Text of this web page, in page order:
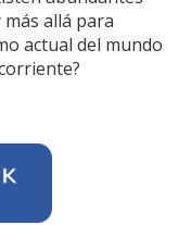
allá para
actual del mundo